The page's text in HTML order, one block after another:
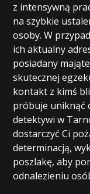
z intensywną
na szybkie
osoby. W
ich aktualny
posiadany
skutecznej
kontakt z kimś
próbuje uniknąć
detektywi w
dostarczyć Ci
determinacją,
poszlakę, aby
odnalezieniu